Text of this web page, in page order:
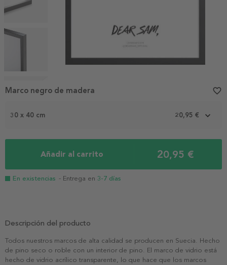
of
30 x 40 cm 20,95 €
Añadir al carrito 20,95 €
En existencias - Entrega en 3-7 días
Marco negro de madera favorite_border
Descripción del producto
Todos nuestros marcos de alta calidad se producen en Suecia. Hecho
de pino seco o roble con un interior de pino. El marco de vidrio está
hecho de vidrio acrílico transparente, lo que hace que los marcos